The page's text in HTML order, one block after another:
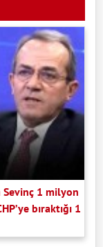
Sevinç 1 milyon
bıraktığı 1